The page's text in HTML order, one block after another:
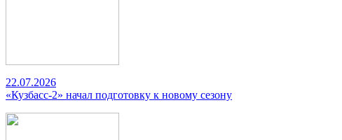
22.07.2026
«Кузбасс-2» начал подготовку к новому сезону